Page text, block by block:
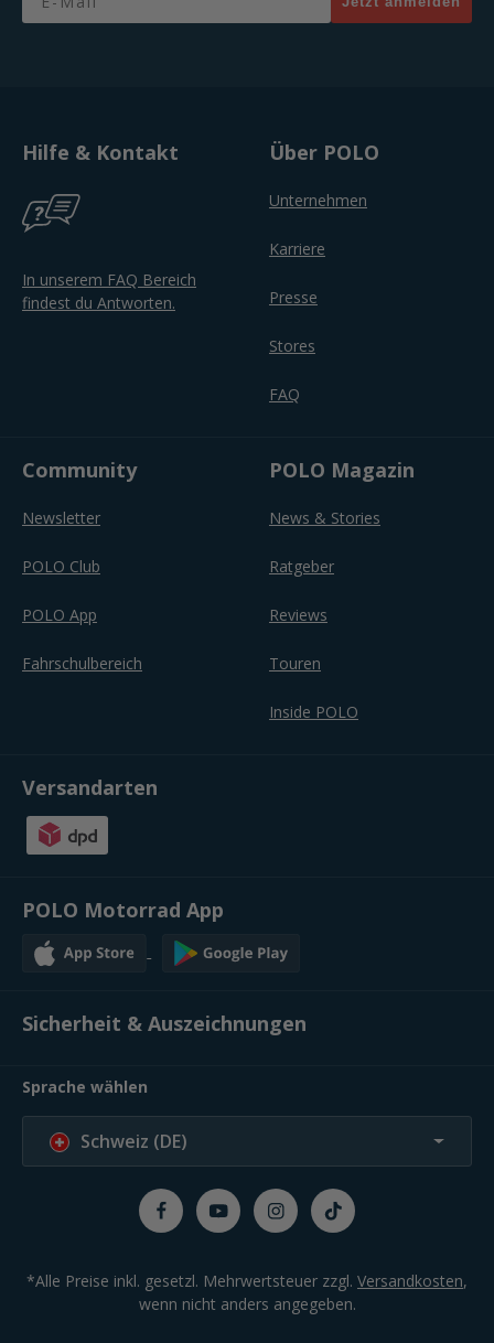
Hilfe & Kontakt
In unserem FAQ Bereich
findest du Antworten.
Über POLO
Unternehmen
Karriere
Presse
Stores
FAQ
Community
Newsletter
POLO Club
POLO App
Fahrschulbereich
POLO Magazin
News & Stories
Ratgeber
Reviews
Touren
Inside POLO
Versandarten
POLO Motorrad App
Sicherheit & Auszeichnungen
Sprache wählen
Schweiz (DE)
*Alle Preise inkl. gesetzl. Mehrwertsteuer zzgl. Versandkosten,
wenn nicht anders angegeben.